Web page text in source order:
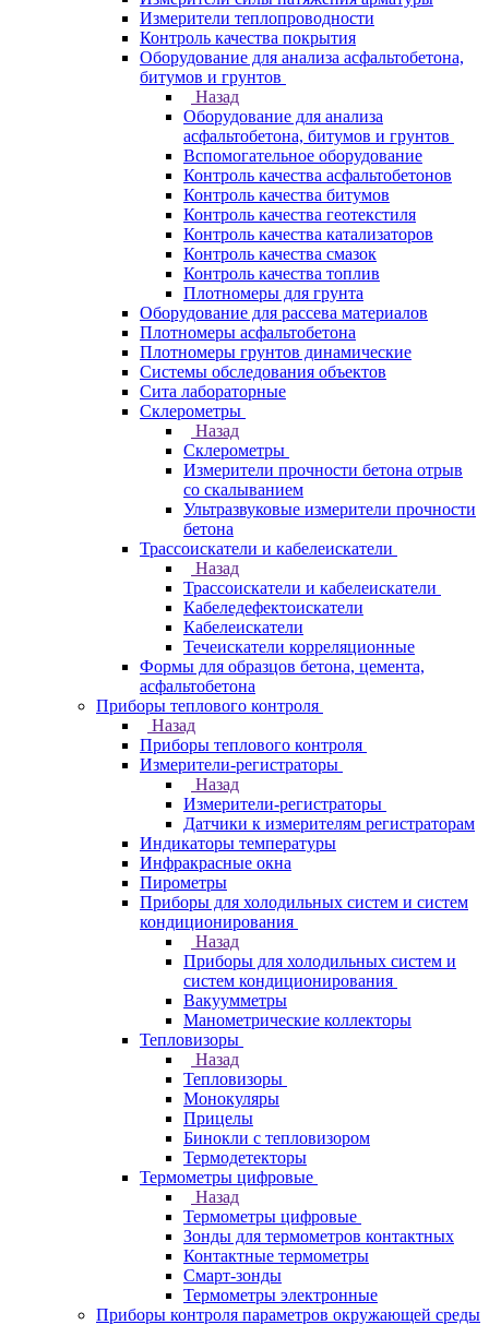
Измерители теплопроводности
Контроль качества покрытия
Оборудование для анализа асфальтобетона,
битумов и грунтов
Назад
Оборудование для анализа
асфальтобетона, битумов и грунтов
Вспомогательное оборудование
Контроль качества асфальтобетонов
Контроль качества битумов
Контроль качества геотекстиля
Контроль качества катализаторов
Контроль качества смазок
Контроль качества топлив
Плотномеры для грунта
Оборудование для рассева материалов
Плотномеры асфальтобетона
Плотномеры грунтов динамические
Системы обследования объектов
Сита лабораторные
Склерометры
Назад
Склерометры
Измерители прочности бетона отрыв
со скалыванием
Ультразвуковые измерители прочности
бетона
Трассоискатели и кабелеискатели
Назад
Трассоискатели и кабелеискатели
Кабеледефектоискатели
Кабелеискатели
Течеискатели корреляционные
Формы для образцов бетона, цемента,
асфальтобетона
Приборы теплового контроля
Назад
Приборы теплового контроля
Измерители-регистраторы
Назад
Измерители-регистраторы
Датчики к измерителям регистраторам
Индикаторы температуры
Инфракрасные окна
Пирометры
Приборы для холодильных систем и систем
кондиционирования
Назад
Приборы для холодильных систем и
систем кондиционирования
Вакуумметры
Манометрические коллекторы
Тепловизоры
Назад
Тепловизоры
Монокуляры
Прицелы
Бинокли с тепловизором
Термодетекторы
Термометры цифровые
Назад
Термометры цифровые
Зонды для термометров контактных
Контактные термометры
Смарт-зонды
Термометры электронные
Приборы контроля параметров окружающей среды